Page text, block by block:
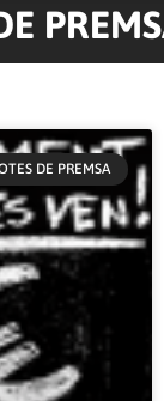
DE PREMSA